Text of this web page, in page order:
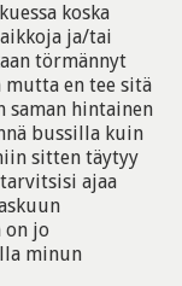
koska
ja/tai
törmännyt
mutta en tee sitä
saman hintainen
bussilla kuin
sitten täytyy
ajaa
on jo
minun